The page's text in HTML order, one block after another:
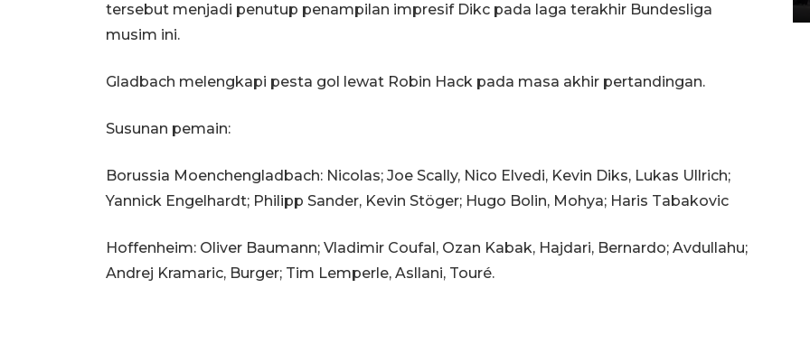
tersebut menjadi penutup penampilan impresif Dikc pada laga terakhir Bundesliga
musim ini.
Gladbach melengkapi pesta gol lewat Robin Hack pada masa akhir pertandingan.
Susunan pemain:
Borussia Moenchengladbach: Nicolas; Joe Scally, Nico Elvedi, Kevin Diks, Lukas Ullrich;
Yannick Engelhardt; Philipp Sander, Kevin Stöger; Hugo Bolin, Mohya; Haris Tabakovic
Hoffenheim: Oliver Baumann; Vladimir Coufal, Ozan Kabak, Hajdari, Bernardo; Avdullahu;
Andrej Kramaric, Burger; Tim Lemperle, Asllani, Touré.